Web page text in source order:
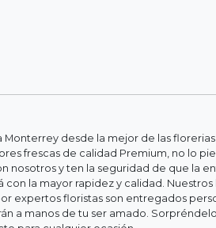
Monterrey desde la mejor de las
frescas de calidad Premium, no lo
nosotros y ten la seguridad de que la
con la mayor rapidez y calidad.
expertos floristas son entregados
a manos de tu ser amado.